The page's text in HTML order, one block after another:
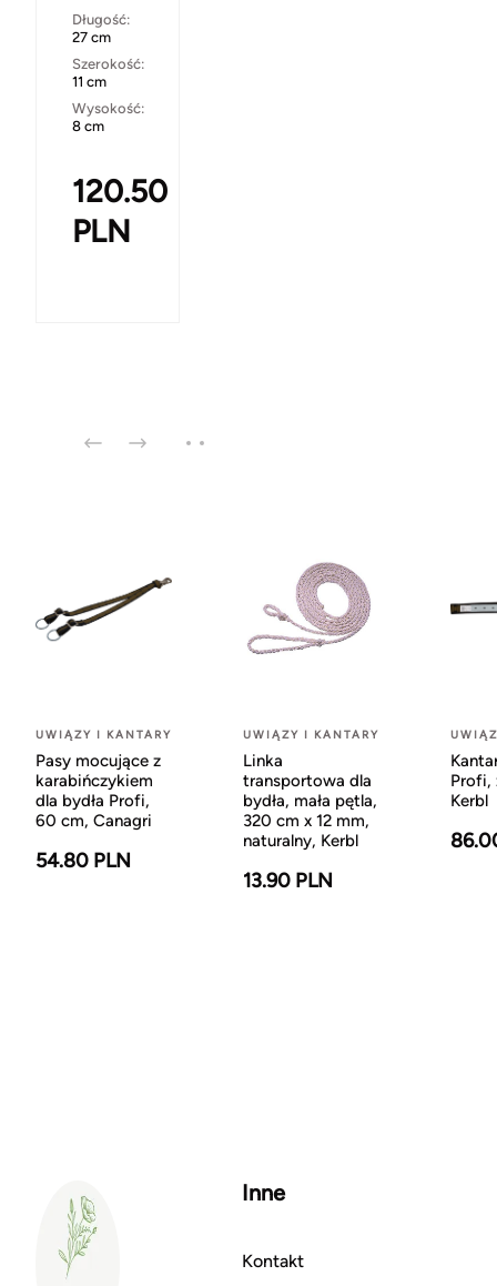
Długość:
27 cm
Szerokość:
11 cm
Wysokość:
8 cm
120.50
PLN
UWIĄZY I KANTARY
Pasy mocujące z
karabińczykiem
dla bydła Profi,
60 cm, Canagri
54.80 PLN
UWIĄZY I KANTARY
Linka
transportowa dla
bydła, mała pętla,
320 cm x 12 mm,
naturalny, Kerbl
13.90 PLN
Profi,
Kerbl
Inne
Kontakt